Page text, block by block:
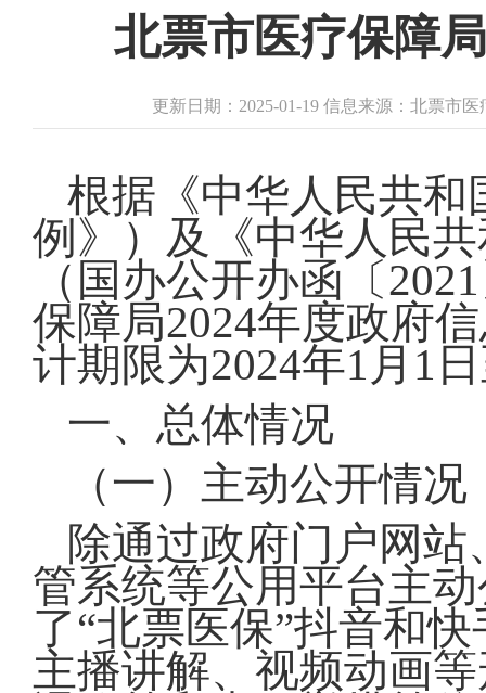
北票市医疗保障
更新日期：2025-01-19 信息来源：北票市
根据《中华人民共
例》）及《中华人民
（国办公开办函〔
保障局2024年度政府
计期限为2024年1月1
一、总体情况
（一）主动公开情况
除通过政府门户网
管系统等公用平台主
了“北票医保”抖音和
主播讲解、视频动画